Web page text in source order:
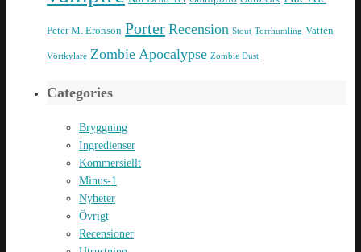
Peter M. Eronson Porter Recension Stout Torrhumling Vatten
Vörtkylare Zombie Apocalypse Zombie Dust
Categories
Bryggning
Ingredienser
Kommersiellt
Minus-1
Nyheter
Övrigt
Recensioner